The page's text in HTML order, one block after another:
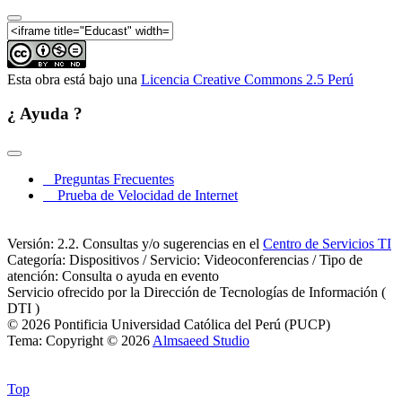
I Congreso Regional de Clínicas Jurídicas | De la
calle a los tribunales: La realidad de la educación
I Congreso Regional de Clínicas Jurídicas | De la
calle a los tribunales: La realidad de la educación
Esta obra está bajo una Licencia Creative Commons 2.5 Perú
¿ Ayuda ?
Preguntas Frecuentes
Prueba de Velocidad de Internet
Versión: 2.2. Consultas y/o sugerencias en el Centro de Servicios TI
Categoría: Dispositivos / Servicio: Videoconferencias / Tipo de
atención: Consulta o ayuda en evento
Servicio ofrecido por la Dirección de Tecnologías de Información (
DTI )
© 2026 Pontificia Universidad Católica del Perú (PUCP)
Tema: Copyright © 2026 Almsaeed Studio
Top